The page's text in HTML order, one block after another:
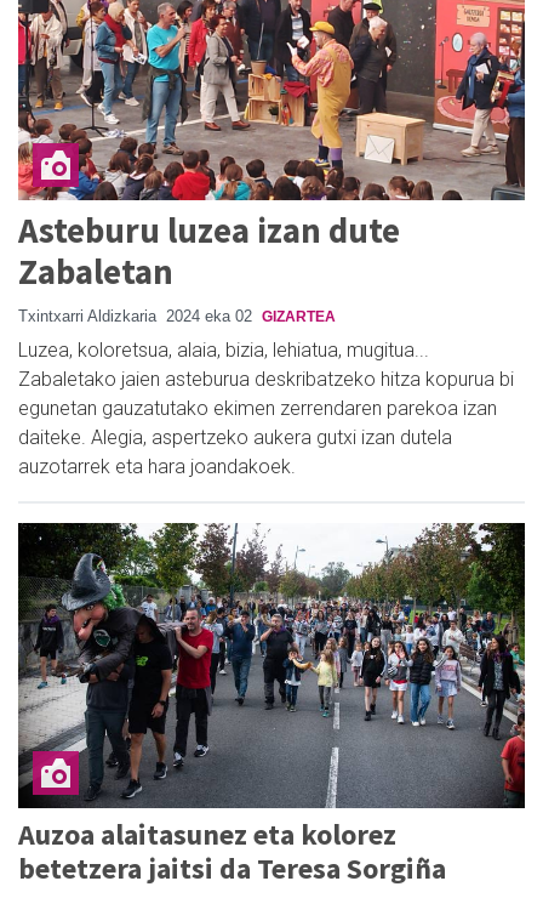
Asteburu luzea izan dute
Zabaletan
Txintxarri Aldizkaria 2024 eka 02 GIZARTEA
Luzea, koloretsua, alaia, bizia, lehiatua, mugitua...
Zabaletako jaien asteburua deskribatzeko hitza kopurua bi
egunetan gauzatutako ekimen zerrendaren parekoa izan
daiteke. Alegia, aspertzeko aukera gutxi izan dutela
auzotarrek eta hara joandakoek.
Auzoa alaitasunez eta kolorez
betetzera jaitsi da Teresa Sorgiña